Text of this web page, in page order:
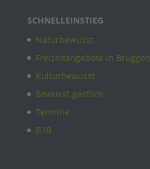
SCHNELLEINSTIEG
Naturbewusst
Freizeitangebote in Brüggen
Kulturbewusst
Bewusst gastlich
Termine
B2B